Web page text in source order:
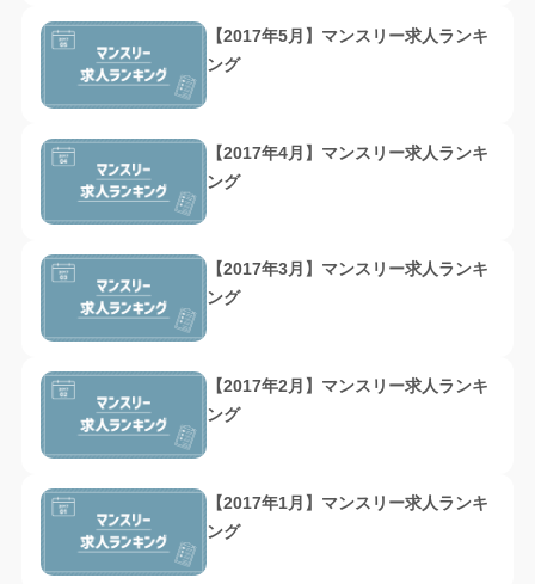
【2017年5月】マンスリー求人ランキ
ング
【2017年4月】マンスリー求人ランキ
ング
【2017年3月】マンスリー求人ランキ
ング
【2017年2月】マンスリー求人ランキ
ング
【2017年1月】マンスリー求人ランキ
ング